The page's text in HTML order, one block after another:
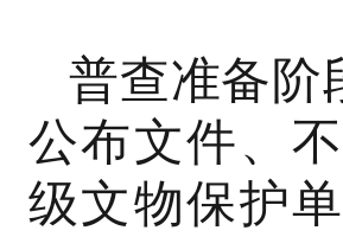
普查准备阶
公布文件、
级文物保护